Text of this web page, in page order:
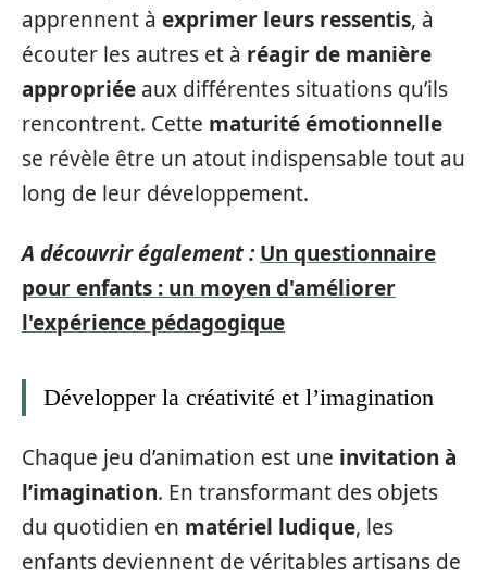
apprennent à exprimer leurs ressentis, à
écouter les autres et à réagir de manière
appropriée aux différentes situations qu’ils
rencontrent. Cette maturité émotionnelle
se révèle être un atout indispensable tout au
long de leur développement.
A découvrir également : Un questionnaire
pour enfants : un moyen d'améliorer
l'expérience pédagogique
Développer la créativité et l’imagination
Chaque jeu d’animation est une invitation à
l’imagination. En transformant des objets
du quotidien en matériel ludique, les
enfants deviennent de véritables artisans de